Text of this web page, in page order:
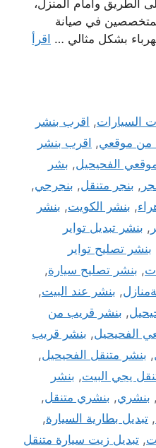
الطريق وامام المنزل،
في صيانة
بشكل مثالي … اقرأ
السيارات, اقرب بنشر
من موقعي, اقرب بنشر
الفحيحيل, بشر
, بنجر متنقل, بنجرجي,
, بنشر الكويت, بنشر
, بنشر تبديل تواير
بنشر تصليح تواير
, بنشر تصليح سيارة,
, بنشر عند البيت,
, بنشر قريب من
الفحيحيل, بنشر قريب
, بنشر متنقل الفحيحيل,
يجي البيت, بنشر
, بنشري, بنشري متنقل,
, تبديل بطارية السيارة,
, تبديل زيت سيارة متنقل